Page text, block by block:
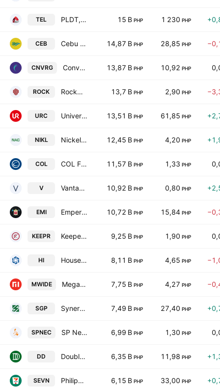
TEL PLDT, Inc. 15 B PHP 1 230 PHP
CEB Cebu Air Inc. 14,87 B PHP 28,85 PHP
CNVRG Converge Information & Communications Technology Solutions Inc 13,87 B PHP 10,92 PHP
ROCK Rockwell Land Corp. 13,7 B PHP 2,90 PHP
URC Universal Robina Corp. 13,51 B PHP 61,85 PHP
NIKL Nickel Asia Corp. 12,45 B PHP 4,20 PHP
COL COL Financial Group, Inc. 11,57 B PHP 1,33 PHP
V Vantage Equities, Inc. 10,92 B PHP 0,80 PHP
EMI Emperador Inc. 10,72 B PHP 15,84 PHP
KEEPR Keepers Holdings. Inc 9,25 B PHP 1,90 PHP
HI House of Investments, Inc. 8,11 B PHP 4,65 PHP
MWIDE Megawide Construction Corporation 7,75 B PHP 4,27 PHP
SGP Synergy Grid & Development Philippines, Inc. 7,49 B PHP 27,40 PHP
SPNEC SP New Energy Corporation 6,99 B PHP 1,30 PHP
DD DoubleDragon Corporation 6,35 B PHP 11,98 PHP
SEVN Philippine Seven Corporation 6,15 B PHP 33,00 PHP